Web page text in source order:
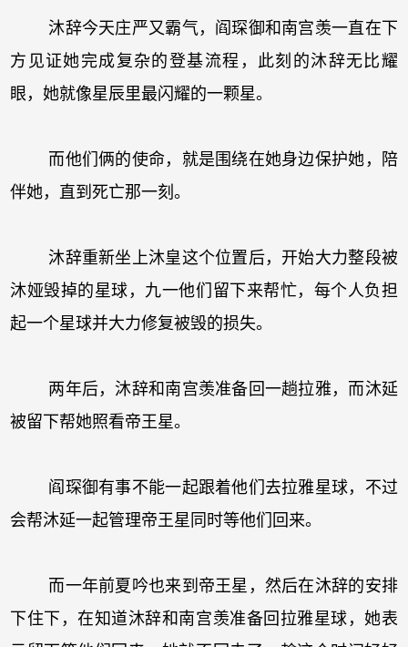
沐辞今天庄严又霸气，阎琛御和南宫羡一直在下
方见证她完成复杂的登基流程，此刻的沐辞无比耀
眼，她就像星辰里最闪耀的一颗星。
而他们俩的使命，就是围绕在她身边保护她，陪
伴她，直到死亡那一刻。
沐辞重新坐上沐皇这个位置后，开始大力整段被
沐娅毁掉的星球，九一他们留下来帮忙，每个人负担
起一个星球并大力修复被毁的损失。
两年后，沐辞和南宫羡准备回一趟拉雅，而沐延
被留下帮她照看帝王星。
阎琛御有事不能一起跟着他们去拉雅星球，不过
会帮沐延一起管理帝王星同时等他们回来。
而一年前夏吟也来到帝王星，然后在沐辞的安排
下住下，在知道沐辞和南宫羡准备回拉雅星球，她表